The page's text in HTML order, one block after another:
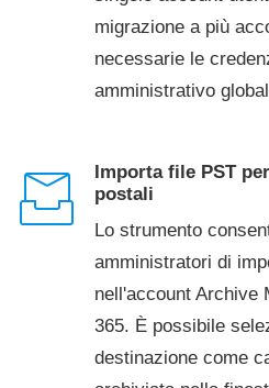
migrazione a più
necessarie le
amministrativo
Importa file PST
postali
Lo strumento
amministratori di
nell'account Archive
365. È possibile
destinazione come